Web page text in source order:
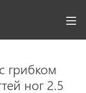
грибком
ног 2.5